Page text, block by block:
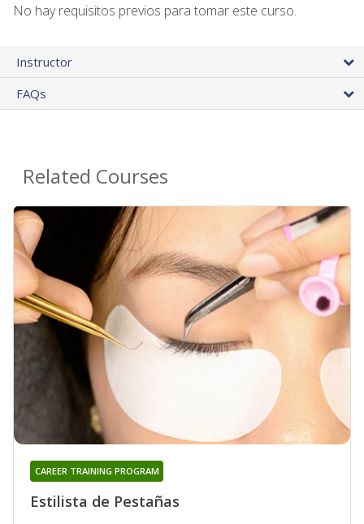
No hay requisitos previos para tomar este curso.
Instructor
FAQs
Related Courses
Estilista de Pestañas
CAREER TRAINING PROGRAM